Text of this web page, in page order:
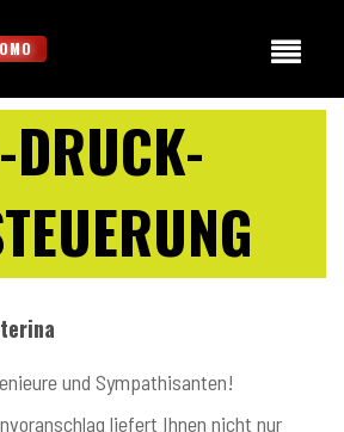
und Sympathisanten!
liefert Ihnen nicht nur